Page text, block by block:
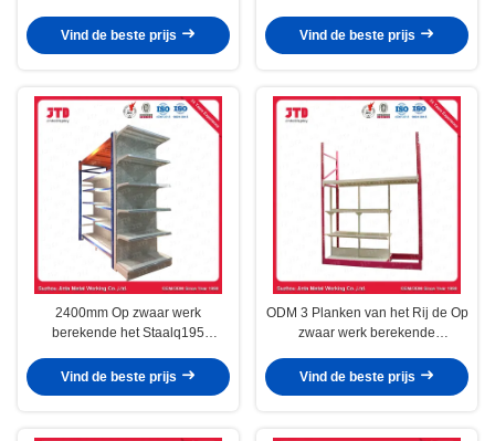
Vind de beste prijs
Rij Op zwaar werk berekend
Vind de beste prijs
2400mm Op zwaar werk
berekende het Staalq195
Plank
Vind de beste prijs
ODM 3 Planken van het Rij de Op
zwaar werk berekende
Koudgewalste Staal
Vind de beste prijs